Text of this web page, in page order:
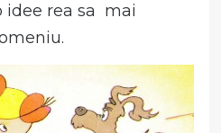
idee rea sa mai